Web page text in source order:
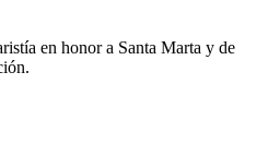
en honor a Santa Marta y de